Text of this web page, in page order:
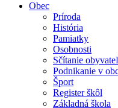
Obec
Príroda
História
Pamiatky
Osobnosti
Sčítanie
Podnikanie v
Šport
Register škôl
Základná škola